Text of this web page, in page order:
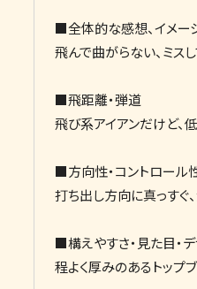
■全体的な感想、イメー
飛んで曲がらない、ミス
■飛距離・弾道
飛び系アイアンだけど、
■方向性・コントロール
打ち出し方向に真っすぐ
■構えやすさ・見た目・
程よく厚みのあるトップ